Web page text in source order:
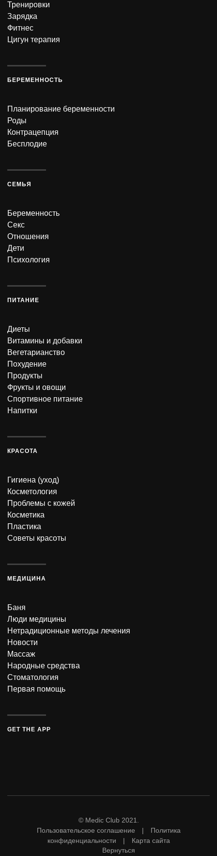
Тренировки
Зарядка
Фитнес
Цигун терапия
БЕРЕМЕННОСТЬ
Планирование беременности
Роды
Контрацепция
Бесплодие
СЕМЬЯ
Беременность
Секс
Отношения
Дети
Психология
ПИТАНИЕ
Диеты
Витамины и добавки
Вегетарианство
Похудение
Продукты
Фрукты и овощи
Спортивное питание
Напитки
КРАСОТА
Гигиена (уход)
Косметология
Проблемы с кожей
Косметика
Пластика
Советы красоты
МЕДИЦИНА
Баня
Люди медицины
Нетрадиционные методы лечения
Новости
Массаж
Народные средства
Стоматология
Первая помощь
GET THE APP
© Medic Club 2021.
Пользовательское соглашение | Политика
конфиденциальности | Карта сайта
Вернуться